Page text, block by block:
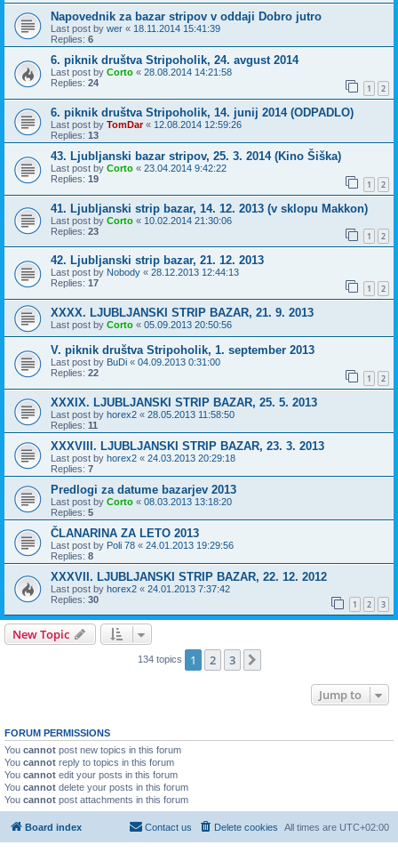
Napovednik za bazar stripov v oddaji Dobro jutro
Last post by wer « 18.11.2014 15:41:39
Replies: 6
6. piknik društva Stripoholik, 24. avgust 2014
Last post by Corto « 28.08.2014 14:21:58
Replies: 24 1 2
6. piknik društva Stripoholik, 14. junij 2014 (ODPADLO)
Last post by TomDar« 12.08.2014 12:59:26
Replies: 13
43. Ljubljanski bazar stripov, 25. 3. 2014 (Kino Šiška)
Last post by Corto « 23.04.2014 9:42:22
Replies: 19 1 2
41. Ljubljanski strip bazar, 14. 12. 2013 (v sklopu Makkon)
Last post by Corto « 10.02.2014 21:30:06
Replies: 23 1 2
42. Ljubljanski strip bazar, 21. 12. 2013
Last post by Nobody « 28.12.2013 12:44:13
Replies: 17 1 2
XXXX. LJUBLJANSKI STRIP BAZAR, 21. 9. 2013
Last post by Corto « 05.09.2013 20:50:56
V. piknik društva Stripoholik, 1. september 2013
Last post by BuDi « 04.09.2013 0:31:00
Replies: 22 1 2
XXXIX. LJUBLJANSKI STRIP BAZAR, 25. 5. 2013
Last post by horex2 « 28.05.2013 11:58:50
Replies: 11
XXXVIII. LJUBLJANSKI STRIP BAZAR, 23. 3. 2013
Last post by horex2 « 24.03.2013 20:29:18
Replies: 7
Predlogi za datume bazarjev 2013
Last post by Corto « 08.03.2013 13:18:20
Replies: 5
ČLANARINA ZA LETO 2013
Last post by Poli 78 « 24.01.2013 19:29:56
Replies: 8
XXXVII. LJUBLJANSKI STRIP BAZAR, 22. 12. 2012
Last post by horex2 « 24.01.2013 7:37:42
Replies: 30 1 2 3
New Topic
134 topics 1 2 3
Jump to
FORUM PERMISSIONS
You cannot post new topics in this forum
You cannot reply to topics in this forum
You cannot edit your posts in this forum
You cannot delete your posts in this forum
You cannot post attachments in this forum
Board index All times are UTC+02:00
Delete cookies
Contact us